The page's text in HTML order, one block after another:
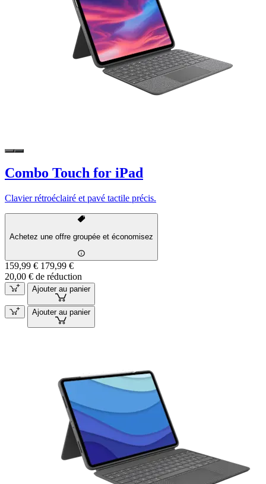
Combo Touch for iPad
Clavier rétroéclairé et pavé tactile précis.
Achetez une offre groupée et économisez
159,99 € 179,99 €
20,00 € de réduction
Ajouter au panier
Ajouter au panier